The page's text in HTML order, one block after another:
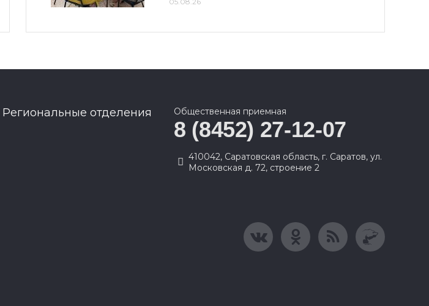
Региональные отделения Общественная приемная
8 (8452) 27-12-07
410042, Саратовская область, г. Саратов, ул.
Московская д. 72, строение 2